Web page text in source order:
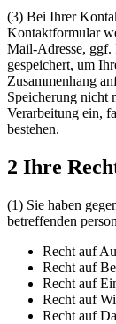
(3) Bei Ihrer
Kontaktformular
Mail-Adresse, ggf.
gespeichert, um
Zusammenhang
Speicherung nicht
Verarbeitung ein,
bestehen.
2 Ihre
(1) Sie haben
betreffenden
Recht auf
Recht auf
Recht auf
Recht auf
Recht auf